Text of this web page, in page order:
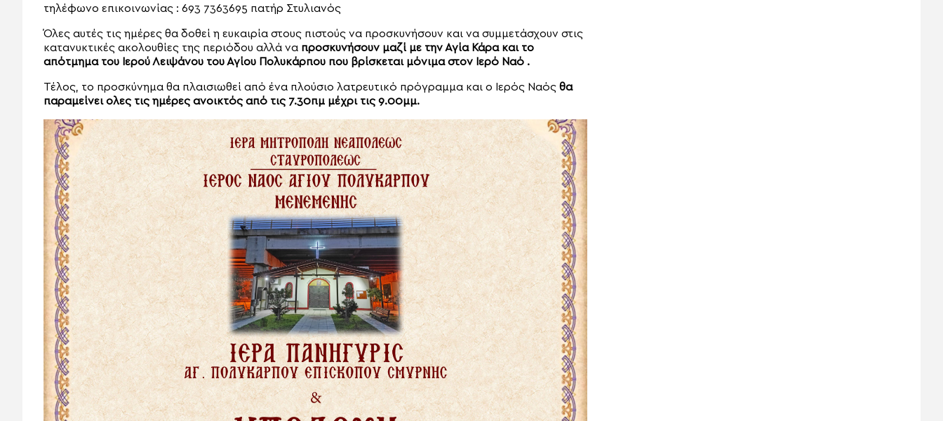
τηλέφωνο επικοινωνίας : 693 7363695 πατήρ Στυλιανός
Όλες αυτές τις ημέρες θα δοθεί η ευκαιρία στους πιστούς να προσκυνήσουν και να συμμετάσχουν στις
κατανυκτικές ακολουθίες της περιόδου αλλά να προσκυνήσουν μαζί με την Αγία Κάρα και το
απότμημα του Ιερού Λειψάνου του Αγίου Πολυκάρπου που βρίσκεται μόνιμα στον Ιερό Ναό .
Τέλος, το προσκύνημα θα πλαισιωθεί από ένα πλούσιο λατρευτικό πρόγραμμα και ο Ιερός Ναός θα
παραμείνει ολες τις ημέρες ανοικτός από τις 7.30πμ μέχρι τις 9.00μμ.